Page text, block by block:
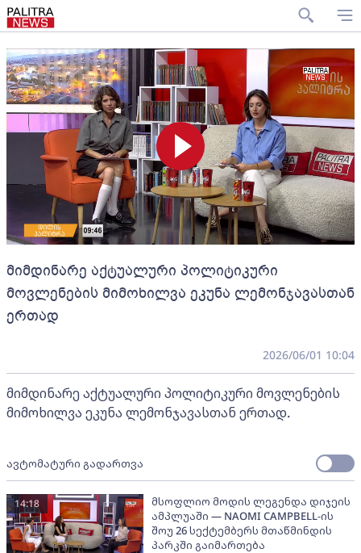
მიმდინარე აქტუალური პოლიტიკური
მოვლენების მიმოხილვა ეკუნა ლემონჯავასთან
ერთად
2026/06/01 10:04
მიმდინარე აქტუალური პოლიტიკური მოვლენების
მიმოხილვა ეკუნა ლემონჯავასთან ერთად.
ავტომატური გადართვა
მსოფლიო მოდის ლეგენდა დიჯეის
ამპლუაში — NAOMI CAMPBELL-ის
შოუ 26 სექტემბერს მთაწმინდის
პარკში გაიმართება
14:18